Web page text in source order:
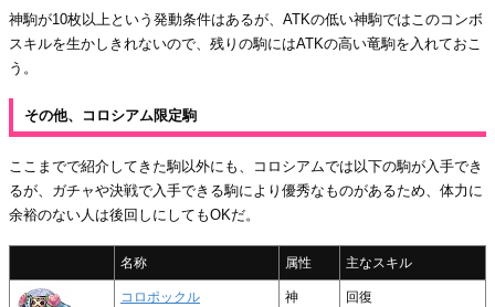
神駒が10枚以上という発動条件はあるが、ATKの低い神駒ではこのコンボ
スキルを生かしきれないので、残りの駒にはATKの高い竜駒を入れておこ
う。
その他、コロシアム限定駒
ここまでで紹介してきた駒以外にも、コロシアムでは以下の駒が入手でき
るが、ガチャや決戦で入手できる駒により優秀なものがあるため、体力に
余裕のない人は後回しにしてもOKだ。
名称 属性 主なスキル
コロポックル 神 回復